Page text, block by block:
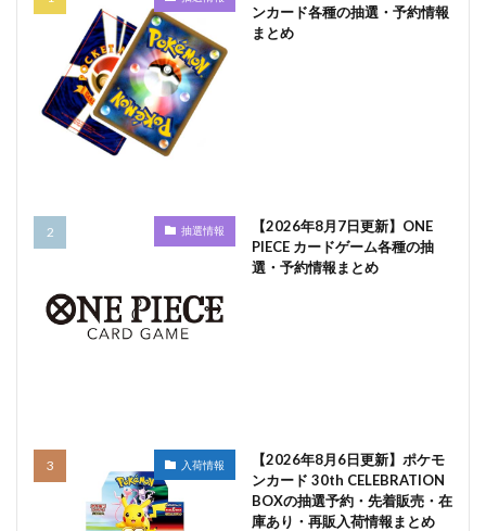
ンカード各種の抽選・予約情報
まとめ
抽選情報
【2026年8月7日更新】ONE
PIECE カードゲーム各種の抽
選・予約情報まとめ
入荷情報
【2026年8月6日更新】ポケモ
ンカード 30th CELEBRATION
BOXの抽選予約・先着販売・在
庫あり・再販入荷情報まとめ